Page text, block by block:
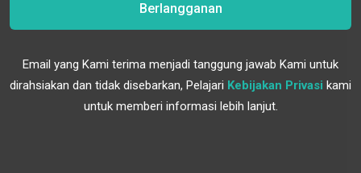
Berlangganan
Email yang Kami terima menjadi tanggung jawab Kami untuk
dirahsiakan dan tidak disebarkan, Pelajari Kebijakan Privasi kami
untuk memberi informasi lebih lanjut.